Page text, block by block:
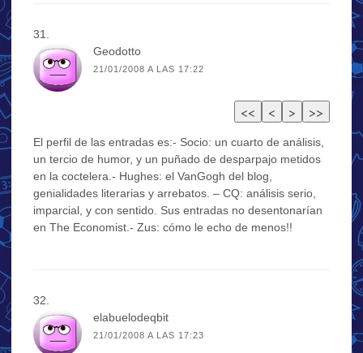
Geodotto
21/01/2008 A LAS 17:22
El perfil de las entradas es:- Socio: un cuarto de análisis,
un tercio de humor, y un puñado de desparpajo metidos
en la coctelera.- Hughes: el VanGogh del blog,
genialidades literarias y arrebatos. – CQ: análisis serio,
imparcial, y con sentido. Sus entradas no desentonarían
en The Economist.- Zus: cómo le echo de menos!!
elabuelodeqbit
21/01/2008 A LAS 17:23